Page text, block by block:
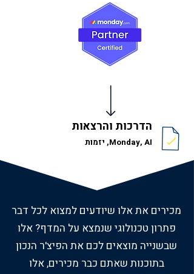
הדרכות והרצאות
Monday, AI, יזמות
מכירים את אלו שיודעים למצוא לכל דבר
פתרון טכנולוגי שנמצא על המדף? אלו
שבשנייה מוצאים לכם את הפיצ'ר הנכון
בתוכנות שאתם כבר מכירים, אלו